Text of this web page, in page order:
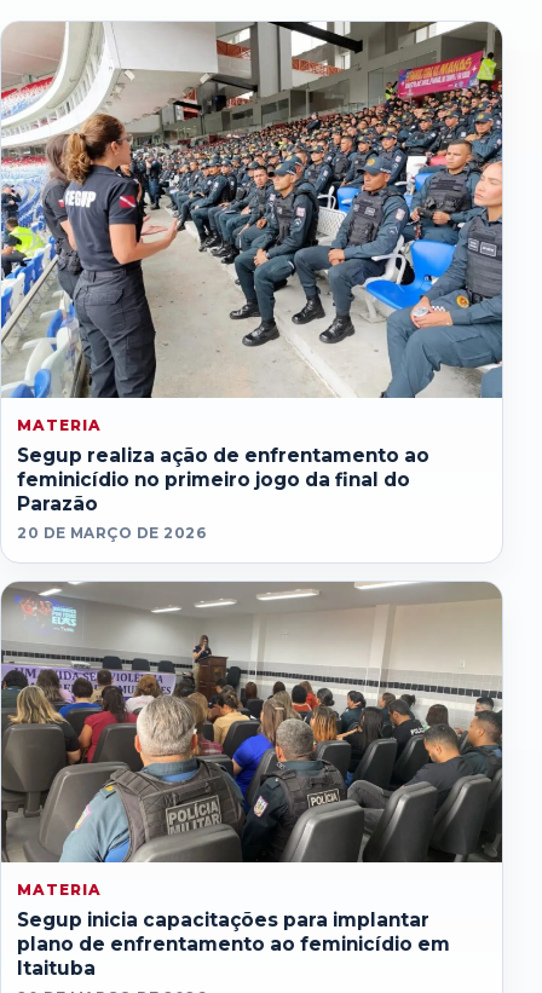
MATERIA
Segup realiza ação de enfrentamento ao
feminicídio no primeiro jogo da final do
Parazão
20 DE MARÇO DE 2026
MATERIA
Segup inicia capacitações para implantar
plano de enfrentamento ao feminicídio em
Itaituba